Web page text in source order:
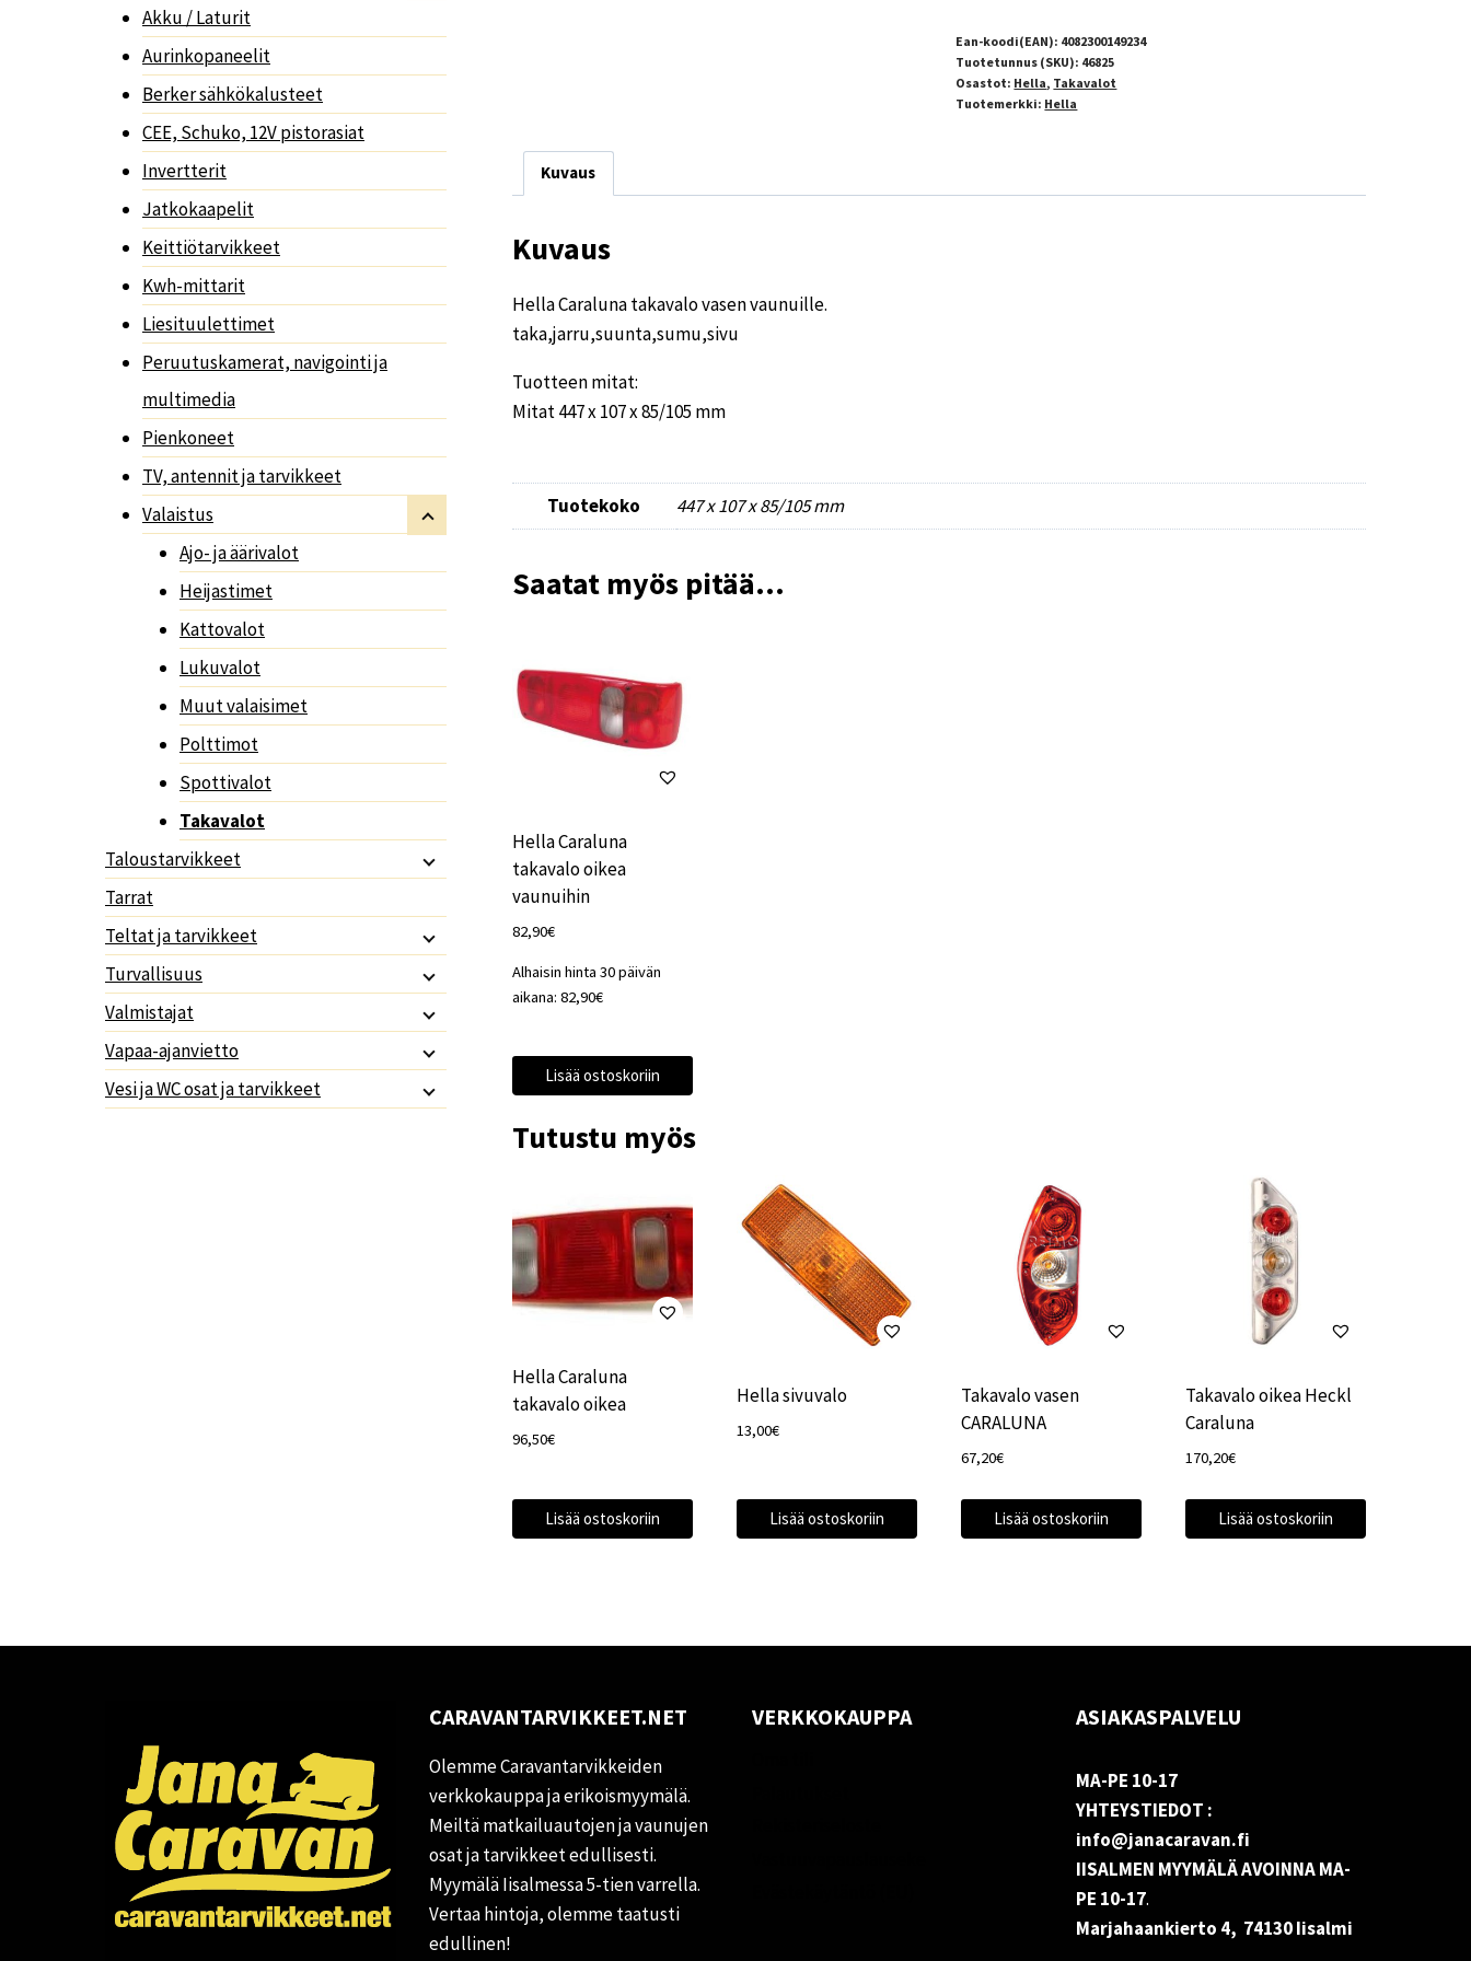
Ean-koodi(EAN): 4082300149234
Tuotetunnus (SKU): 46825
Osastot: Hella, Takavalot
Tuotemerkki: Hella
Kuvaus
Kuvaus
Hella Caraluna takavalo vasen vaunuille.
taka,jarru,suunta,sumu,sivu
Tuotteen mitat:
Mitat 447 x 107 x 85/105 mm
Tuotekoko 447 x 107 x 85/105 mm
Saatat myös pitää...
Hella Caraluna
takavalo oikea
vaunuihin
82,90€
Alhaisin hinta 30 päivän
aikana: 82,90€
Lisää ostoskoriin
Tutustu myös
Hella Caraluna
takavalo oikea
96,50€
Lisää ostoskoriin
Hella sivuvalo
13,00€
Lisää ostoskoriin
Takavalo vasen
CARALUNA
67,20€
Lisää ostoskoriin
Takavalo oikea Heckl
Caraluna
170,20€
Lisää ostoskoriin
Akku / Laturit
Aurinkopaneelit
Berker sähkökalusteet
CEE, Schuko, 12V pistorasiat
Invertterit
Jatkokaapelit
Keittiötarvikkeet
Kwh-mittarit
Liesituulettimet
Peruutuskamerat, navigointi ja
multimedia
Pienkoneet
TV, antennit ja tarvikkeet
Valaistus
Ajo- ja äärivalot
Heijastimet
Kattovalot
Lukuvalot
Muut valaisimet
Polttimot
Spottivalot
Takavalot
Taloustarvikkeet
Tarrat
Teltat ja tarvikkeet
Turvallisuus
Valmistajat
Vapaa-ajanvietto
Vesi ja WC osat ja tarvikkeet
CARAVANTARVIKKEET.NET
Olemme Caravantarvikkeiden
verkkokauppa ja erikoismyymälä.
Meiltä matkailuautojen ja vaunujen
osat ja tarvikkeet edullisesti.
Myymälä Iisalmessa 5-tien varrella.
Vertaa hintoja, olemme taatusti
edullinen!
VERKKOKAUPPA ASIAKASPALVELU
MA-PE 10-17
YHTEYSTIEDOT :
info@janacaravan.fi
IISALMEN MYYMÄLÄ AVOINNA MA-
PE 10-17.
Marjahaankierto 4, 74130 Iisalmi